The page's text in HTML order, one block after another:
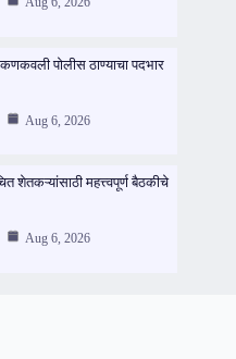
पोलीस ठाण्याचा पदभार
Aug 6, 2026
शेतकऱ्यांसाठी महत्त्वपूर्ण बैठकीचे
Aug 6, 2026